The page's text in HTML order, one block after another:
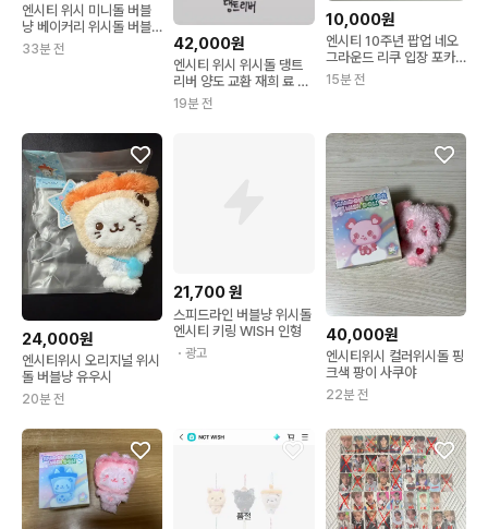
엔시티 위시 미니돌 버블
냥 베이커리 위시돌 버블
냥
33분 전 42,000원
엔시티 위시 위시돌 댕트
리버 양도 교환 재희 료 룐
룐 버블냥 쿠리 팡이
19분 전
10,000원
엔시티 10주년 팝업 네오
그라운드 리쿠 입장 포카
리워드 특전 뱃지 양도 엔
시티 위시 위시돌 쿠리
15분 전
24,000원
엔시티위시 오리지널 위시
돌 버블냥 유우시
20분 전
21,700원
스피드라인 버블냥 위시돌
엔시티 키링 WISH 인형
・광고
40,000원
엔시티위시 컬러위시돌 핑
크색 팡이 사쿠야
22분 전